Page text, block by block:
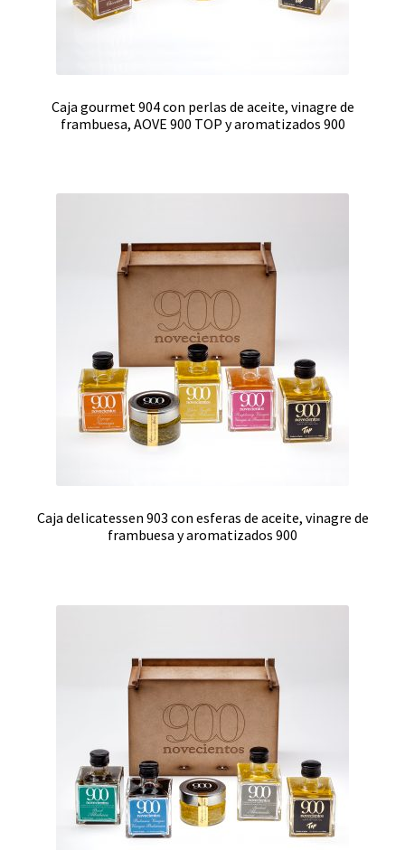
Caja gourmet 904 con perlas de aceite, vinagre de
frambuesa, AOVE 900 TOP y aromatizados 900
Caja delicatessen 903 con esferas de aceite, vinagre de
frambuesa y aromatizados 900